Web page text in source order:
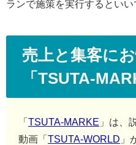
ランで施策を実行するといい
売上と集客に
「TSUTA-
「 TSUTA-MARKE 」は、
動画「 TSUTA-WORLD 」